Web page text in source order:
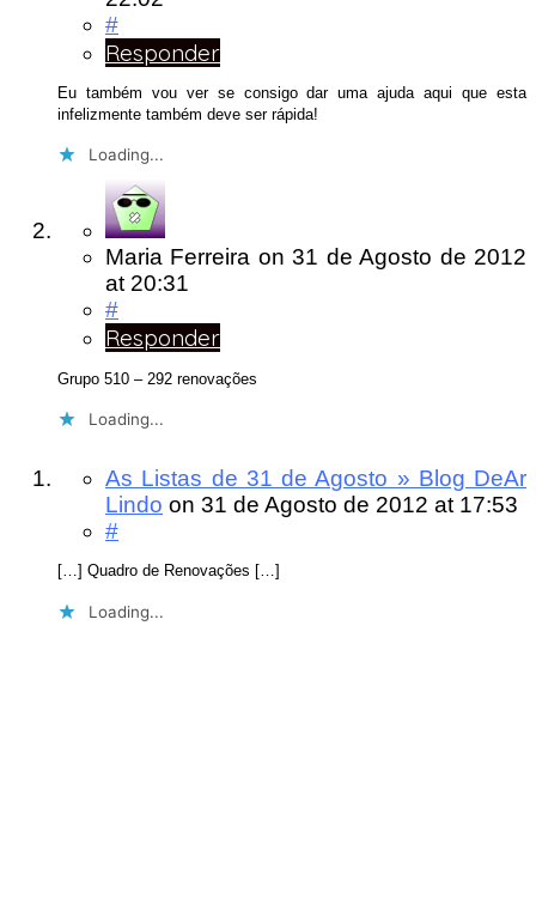
#
Responder
Eu também vou ver se consigo dar uma ajuda aqui que esta
infelizmente também deve ser rápida!
Loading...
Maria Ferreira on31 de Agosto de 2012
at 20:31
#
Responder
Grupo 510 – 292 renovações
Loading...
As Listas de 31 de Agosto » Blog DeAr
Lindo on 31 de Agosto de 2012 at 17:53
#
[…] Quadro de Renovações […]
Loading...